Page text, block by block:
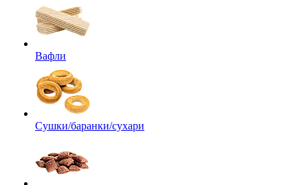
Вафли
Сушки/баранки/сухари